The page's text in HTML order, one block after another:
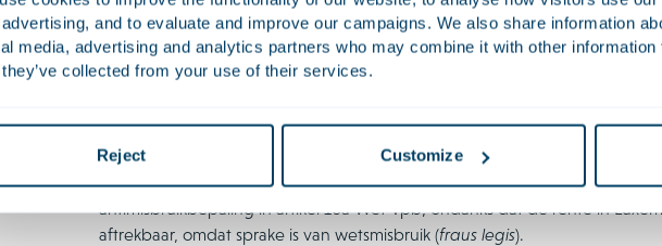
and to evaluate and improve our campaigns. We also share information
media, advertising and analytics partners who may combine it with other information
collected from your use of their services.
Reject Customize
Belanghebbende is leningen aangegaan bij een Luxemburgse bank
deelneming van de bank en voor de aanschaf van een
het inkomen van belanghebbende uit haar deelneming en
kon afzetten tegen deze rentelast. Het Hof oordeelt dat sprake is van
lening niet kan aftrekken. Daarbij acht het Hof tevens relevant dat de
en dat de vergoeding op de preferente aandelen in Luxemburg
leidt. De HR bevestigt dit oordeel van het Hof. Vanaf 1 januari 2008 kan
antimisbruikbepaling in artikel 10a Wet Vpb, ondanks dat de rente in
aftrekbaar, omdat sprake is van wetsmisbruik (fraus legis).